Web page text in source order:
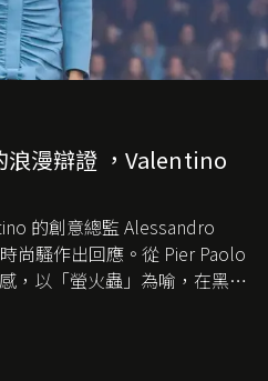
浪漫辯證 ，Valentino
的創意總監 Alessandro
尚騷作出回應。從 Pier Paolo
，以「螢火蟲」為喻，在黑暗